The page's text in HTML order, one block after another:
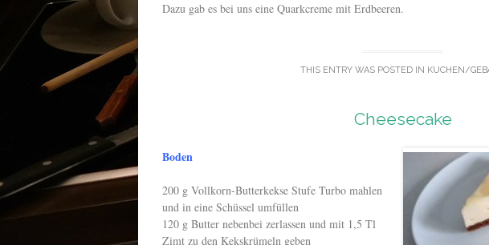
Dazu gab es bei uns eine Quarkcreme mit Erdbeeren.
THIS ENTRY WAS POSTED IN KUCHEN/
Cheesecake
Boden
200 g Vollkorn-Butterkekse Stufe Turbo mahlen
und in eine Schüssel umfüllen
120 g Butter nebenbei zerlassen und mit 1,5 Tl
Zimt zu den Kekskrümeln geben